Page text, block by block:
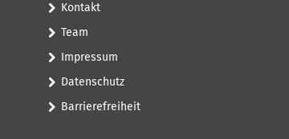
Kontakt
Team
Impressum
Datenschutz
Barrierefreiheit